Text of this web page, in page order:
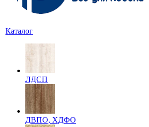
Каталог
ЛДСП
ДВПО, ХДФО